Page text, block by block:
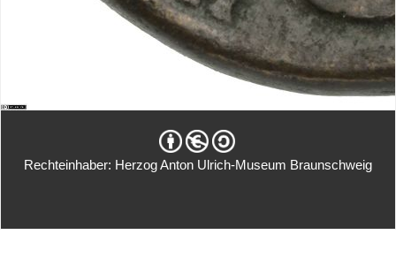
Rechteinhaber: Herzog Anton Ulrich-Museum Braunschweig